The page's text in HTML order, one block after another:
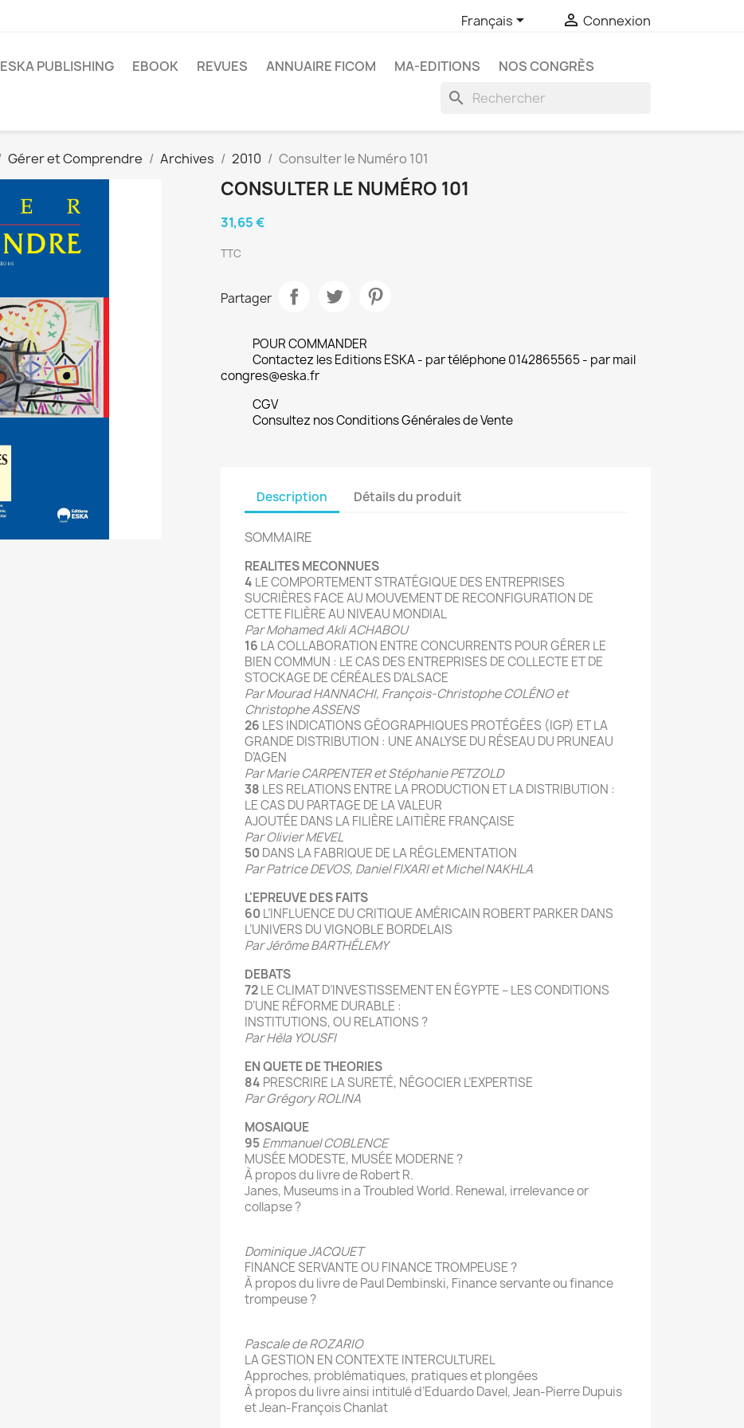
Français  Connexion
ESKA PUBLISHING EBOOK REVUES ANNUAIRE FICOM MA-EDITIONS NOS CONGRÈS
search
Gérer et Comprendre Archives 2010 Consulter le Numéro 101
CONSULTER LE NUMÉRO 101
31,65 €
TTC
Partager
POUR COMMANDER
Contactez les Editions ESKA - par téléphone 0142865565 - par mail
congres@eska.fr
CGV
Consultez nos Conditions Générales de Vente
Description Détails du produit
SOMMAIRE
REALITES MECONNUES
4 LE COMPORTEMENT STRATÉGIQUE DES ENTREPRISES
SUCRIÈRES FACE AU MOUVEMENT DE RECONFIGURATION DE
CETTE FILIÈRE AU NIVEAU MONDIAL
Par Mohamed Akli ACHABOU
16 LA COLLABORATION ENTRE CONCURRENTS POUR GÉRER LE
BIEN COMMUN : LE CAS DES ENTREPRISES DE COLLECTE ET DE
STOCKAGE DE CÉRÉALES D’ALSACE
Par Mourad HANNACHI, François-Christophe COLÉNO et
Christophe ASSENS
26 LES INDICATIONS GÉOGRAPHIQUES PROTÉGÉES (IGP) ET LA
GRANDE DISTRIBUTION : UNE ANALYSE DU RÉSEAU DU PRUNEAU
D’AGEN
Par Marie CARPENTER et Stéphanie PETZOLD
38 LES RELATIONS ENTRE LA PRODUCTION ET LA DISTRIBUTION :
LE CAS DU PARTAGE DE LA VALEUR
AJOUTÉE DANS LA FILIÈRE LAITIÈRE FRANÇAISE
Par Olivier MEVEL
50DANS LA FABRIQUE DE LA RÉGLEMENTATION
Par Patrice DEVOS, Daniel FIXARI et Michel NAKHLA
L'EPREUVE DES FAITS
60L’INFLUENCE DU CRITIQUE AMÉRICAIN ROBERT PARKER DANS
L’UNIVERS DU VIGNOBLE BORDELAIS
Par Jérôme BARTHÉLEMY
DEBATS
72LE CLIMAT D’INVESTISSEMENT EN ÉGYPTE – LES CONDITIONS
D’UNE RÉFORME DURABLE :
INSTITUTIONS, OU RELATIONS ?
Par Hèla YOUSFI
EN QUETE DE THEORIES
84 PRESCRIRE LA SURETÉ, NÉGOCIER L’EXPERTISE
Par Grégory ROLINA
MOSAIQUE
95Emmanuel COBLENCE
MUSÉE MODESTE, MUSÉE MODERNE ?
À propos du livre de Robert R.
Janes, Museums in a Troubled World. Renewal, irrelevance or
collapse ?
Dominique JACQUET
FINANCE SERVANTE OU FINANCE TROMPEUSE ?
À propos du livre de Paul Dembinski, Finance servante ou finance
trompeuse ?
Pascale de ROZARIO
LA GESTION EN CONTEXTE INTERCULTUREL
Approches, problématiques, pratiques et plongées
À propos du livre ainsi intitulé d’Eduardo Davel, Jean-Pierre Dupuis
et Jean-François Chanlat